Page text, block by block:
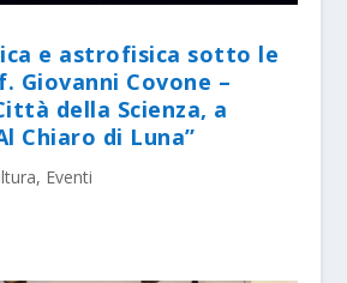
e astrofisica sotto le
Giovanni Covone –
della Scienza, a
Chiaro di Luna”
, Eventi